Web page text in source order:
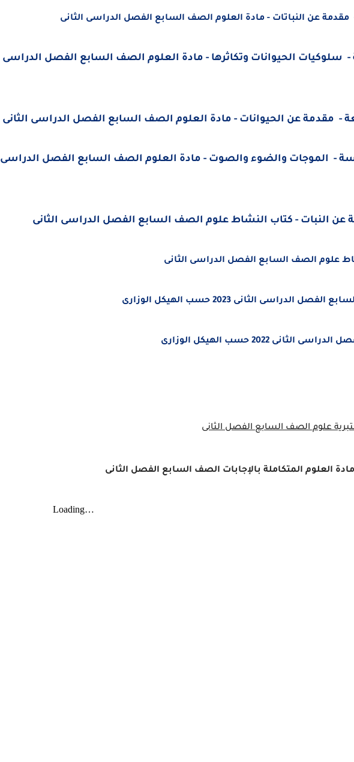
عن النباتات - مادة العلوم الصف السابع الفصل الدراسى الثانى
- سلوكيات الحيوانات وتكاثرها - مادة العلوم الصف السابع الفصل الدراسى
- مقدمة عن الحيوانات - مادة العلوم الصف السابع الفصل الدراسى الثانى
- الموجات والضوء والصوت - مادة العلوم الصف السابع الفصل الدراسى
عن النبات - كتاب النشاط علوم الصف السابع الفصل الدراسى الثانى
علوم الصف السابع الفصل الدراسى الثانى
الثانى 2023 حسب الهيكل الوزارى
2022 حسب الهيكل الوزارى
علوم الصف السابع الفصل الثانى
العلوم المتكاملة بالإجابات الصف السابع الفصل الثانى